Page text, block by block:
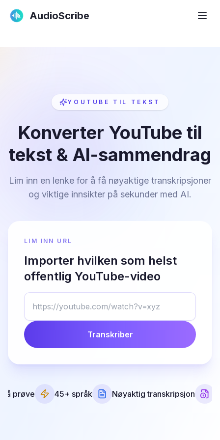
AudioScribe
YOUTUBE TIL TEKST
Konverter YouTube til
tekst & AI-sammendrag
Lim inn en lenke for å få nøyaktige transkripsjoner
og viktige innsikter på sekunder med AI.
LIM INN URL
Importer hvilken som helst
offentlig YouTube-video
Transkriber
å prøve 45+ språk Nøyaktig transkripsjon